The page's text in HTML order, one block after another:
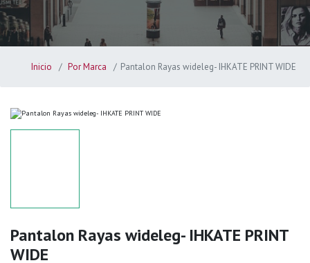
Inicio Por Marca Pantalon Rayas wideleg- IHKATE PRINT WIDE
Pantalon Rayas wideleg- IHKATE PRINT
WIDE